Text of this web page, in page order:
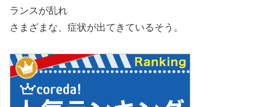
ランスが乱れ
さまざまな、症状が出てきているそう。